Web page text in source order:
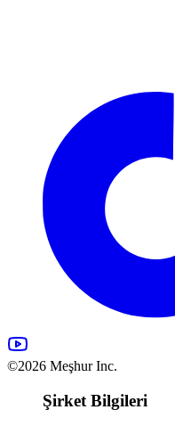
©2026 Meşhur Inc.
Şirket Bilgileri